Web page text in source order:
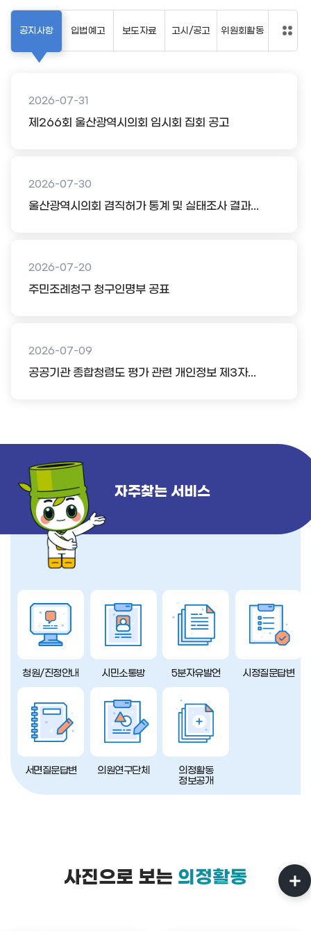
공지사항
2026-07-31
제266회 울산광역시의회 임시회 집회 공고
2026-07-30
울산광역시의회 겸직허가 통계 및 실태조사 결과...
2026-07-20
주민조례청구 청구인명부 공표
2026-07-09
공공기관 종합청렴도 평가 관련 개인정보 제3자...
입법예고 보도자료 고시/공고 위원회활동
자주찾는 서비스
청원/진정안내 시민소통방 5분자유발언 시정질문답변
서면질문답변 의원연구단체
의정활동
정보공개
사진으로 보는 의정활동